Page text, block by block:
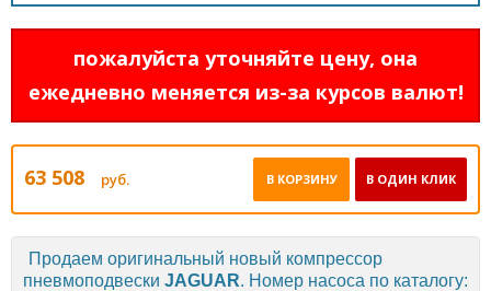
пожалуйста уточняйте цену, она
ежедневно меняется из-за курсов валют!
63 508 руб. В ОДИН КЛИК
В КОРЗИНУ
Продаем оригинальный новый компрессор
пневмоподвески JAGUAR. Номер насоса по каталогу: